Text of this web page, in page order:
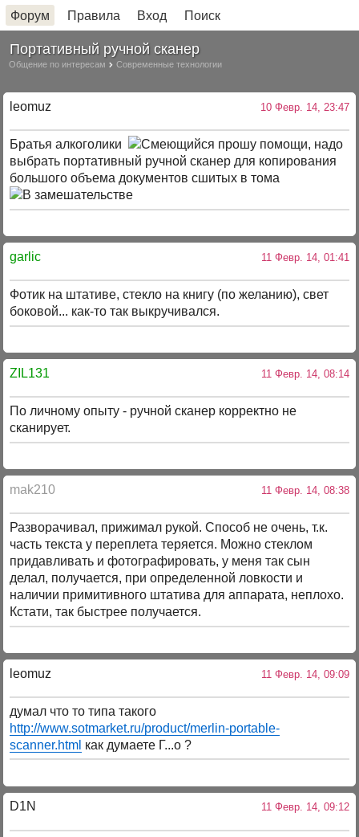
Форум Правила Вход Поиск
Портативный ручной сканер
Общение по интересам Современные технологии
leomuz 10 Февр. 14, 23:47
Братья алкоголики
прошу помощи, надо
выбрать портативный ручной сканер для копирования
большого объема документов сшитых в тома
garlic 11 Февр. 14, 01:41
Фотик на штативе, стекло на книгу (по желанию), свет
боковой... как-то так выкручивался.
ZIL131 11 Февр. 14, 08:14
По личному опыту - ручной сканер корректно не
сканирует.
mak210 11 Февр. 14, 08:38
Разворачивал, прижимал рукой. Способ не очень, т.к.
часть текста у переплета теряется. Можно стеклом
придавливать и фотографировать, у меня так сын
делал, получается, при определенной ловкости и
наличии примитивного штатива для аппарата, неплохо.
Кстати, так быстрее получается.
leomuz 11 Февр. 14, 09:09
думал что то типа такого
http://www.sotmarket.ru/product/merlin-portable-
scanner.html как думаете Г...о ?
D1N 11 Февр. 14, 09:12